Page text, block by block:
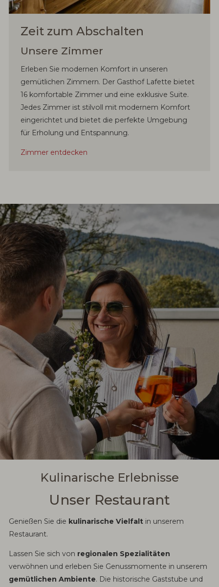
Zeit zum Abschalten
Unsere Zimmer
Erleben Sie modernen Komfort in unseren
gemütlichen Zimmern. Der Gasthof Lafette bietet
16 komfortable Zimmer und eine exklusive Suite.
Jedes Zimmer ist stilvoll mit modernem Komfort
eingerichtet und bietet die perfekte Umgebung
für Erholung und Entspannung.
Zimmer entdecken
Kulinarische Erlebnisse
Unser Restaurant
Genießen Sie die kulinarische Vielfaltin unserem
Restaurant.
Lassen Sie sich von regionalen Spezialitäten
verwöhnen und erleben Sie Genussmomente in unserem
gemütlichen Ambiente. Die historische Gaststube und